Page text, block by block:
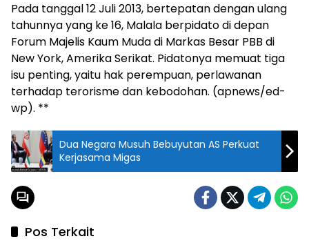
Pada tanggal 12 Juli 2013, bertepatan dengan ulang
tahunnya yang ke 16, Malala berpidato di depan
Forum Majelis Kaum Muda di Markas Besar PBB di
New York, Amerika Serikat. Pidatonya memuat tiga
isu penting, yaitu hak perempuan, perlawanan
terhadap terorisme dan kebodohan. (apnews/ed-
wp). **
Dua Negara Musuh Bebuyutan AS Perkuat
Kerjasama Migas
Pos Terkait